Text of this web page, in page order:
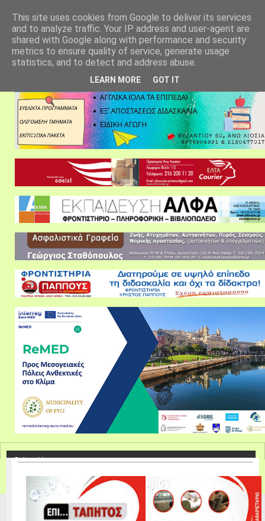
This site uses cookies from Google to deliver its services
and to analyze traffic. Your IP address and user-agent are
shared with Google along with performance and security
metrics to ensure quality of service, generate usage
statistics, and to detect and address abuse.
LEARN MORE GOT IT